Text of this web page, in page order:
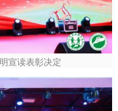
宣读表彰决定